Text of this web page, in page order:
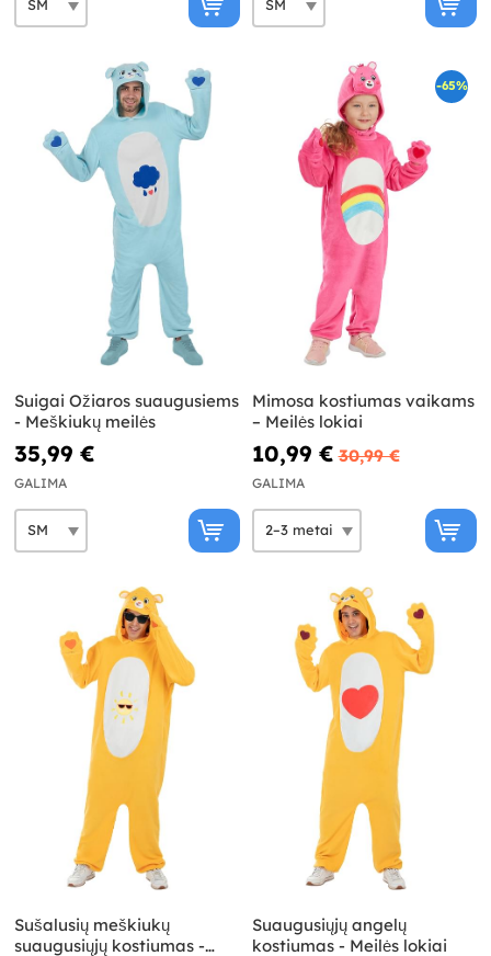
Suigai Ožiaros suaugusiems
- Meškiukų meilės
35,99 €
GALIMA
-65%
Mimosa kostiumas vaikams
– Meilės lokiai
10,99 € 30,99 €
GALIMA
Sušalusių meškiukų
suaugusiųjų kostiumas -
Suaugusiųjų angelų
kostiumas - Meilės lokiai